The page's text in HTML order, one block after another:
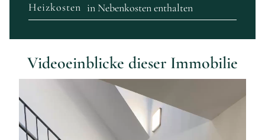
Heizkosten in Nebenkosten enthalten
Videoeinblicke dieser Immobilie